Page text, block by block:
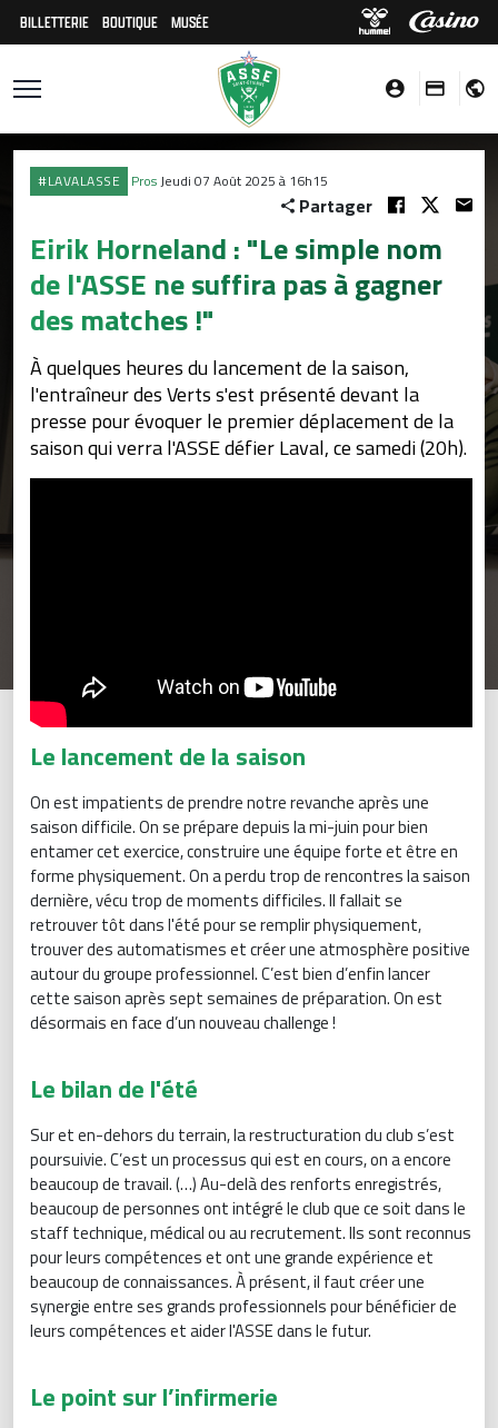
BILLETTERIE BOUTIQUE MUSÉE
#LAVALASSE ProsJeudi 07 Août 2025 à 16h15
Partager
Eirik Horneland : "Le simple nom
de l'ASSE ne suffira pas à gagner
des matches !"
À quelques heures du lancement de la saison,
l'entraîneur des Verts s'est présenté devant la
presse pour évoquer le premier déplacement de la
saison qui verra l'ASSE défier Laval, ce samedi (20h).
Le lancement de la saison
On est impatients de prendre notre revanche après une
saison difficile. On se prépare depuis la mi-juin pour bien
entamer cet exercice, construire une équipe forte et être en
forme physiquement. On a perdu trop de rencontres la saison
dernière, vécu trop de moments difficiles. Il fallait se
retrouver tôt dans l'été pour se remplir physiquement,
trouver des automatismes et créer une atmosphère positive
autour du groupe professionnel. C’est bien d’enfin lancer
cette saison après sept semaines de préparation. On est
désormais en face d’un nouveau challenge !
Le bilan de l'été
Sur et en-dehors du terrain, la restructuration du club s’est
poursuivie. C’est un processus qui est en cours, on a encore
beaucoup de travail. (…) Au-delà des renforts enregistrés,
beaucoup de personnes ont intégré le club que ce soit dans le
staff technique, médical ou au recrutement. Ils sont reconnus
pour leurs compétences et ont une grande expérience et
beaucoup de connaissances. À présent, il faut créer une
synergie entre ses grands professionnels pour bénéficier de
leurs compétences et aider l'ASSE dans le futur.
Le point sur l’infirmerie